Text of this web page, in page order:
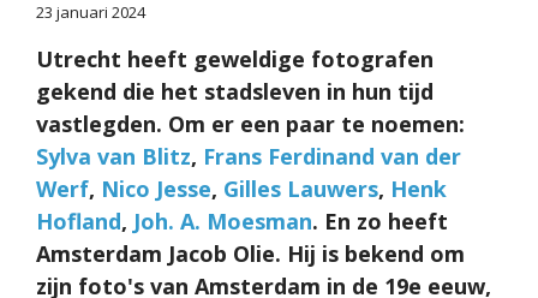
23 januari 2024
Utrecht heeft geweldige fotografen
gekend die het stadsleven in hun tijd
vastlegden. Om er een paar te noemen:
Sylva van Blitz, Frans Ferdinand van der
Werf, Nico Jesse, Gilles Lauwers, Henk
Hofland, Joh. A. Moesman. En zo heeft
Amsterdam Jacob Olie. Hij is bekend om
zijn foto's van Amsterdam in de 19e eeuw,